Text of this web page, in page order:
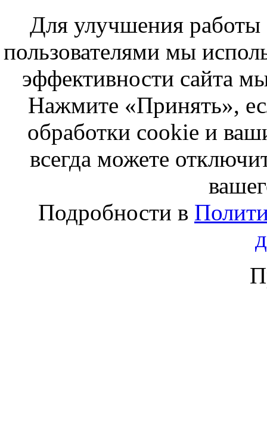
Для улучшения работы
пользователями мы
эффективности сайта
Нажмите «Принять»,
обработки cookie и
всегда можете
Подробности в